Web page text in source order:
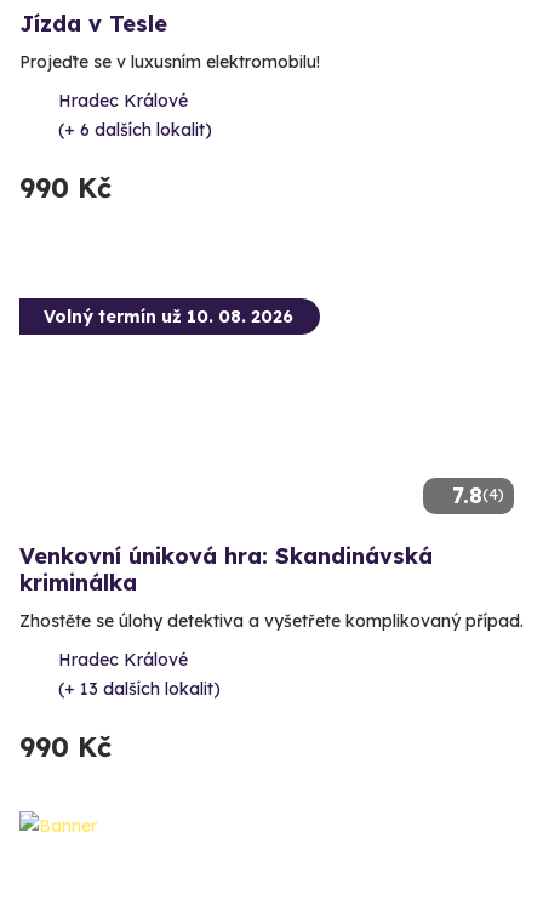
Jízda v Tesle
Projeďte se v luxusním elektromobilu!
Hradec Králové
(+ 6 dalších lokalit)
990 Kč
7.8(4)
Volný termín už 10. 08. 2026
Venkovní úniková hra: Skandinávská
kriminálka
Zhostěte se úlohy detektiva a vyšetřete komplikovaný případ.
Hradec Králové
(+ 13 dalších lokalit)
990 Kč